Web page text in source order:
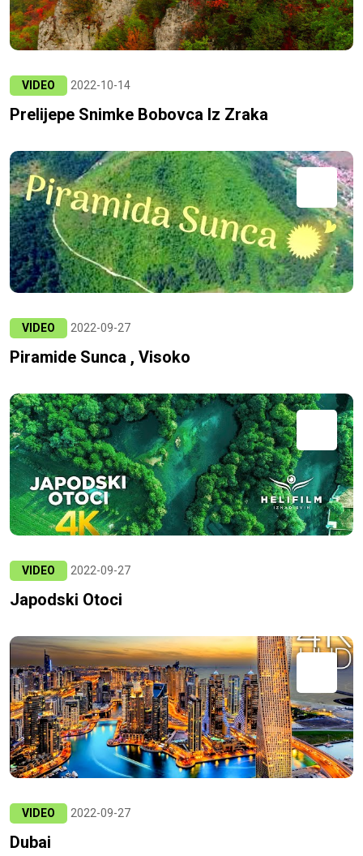
VIDEO 2022-10-14
Prelijepe Snimke Bobovca Iz Zraka
VIDEO 2022-09-27
Piramide Sunca , Visoko
VIDEO 2022-09-27
Japodski Otoci
VIDEO 2022-09-27
Dubai